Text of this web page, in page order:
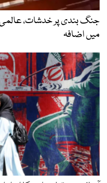
جنگ بندی پر خدشات،
میں اضافہ